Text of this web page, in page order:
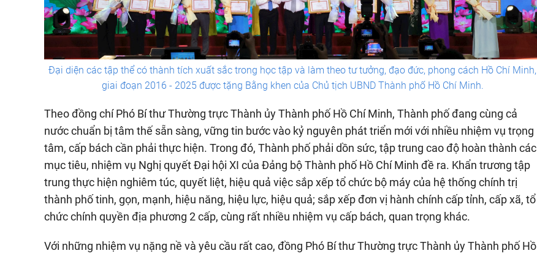
Đại diện các tập thể có thành tích xuất sắc trong học tập và làm theo tư tưởng, đạo đức, phong cách Hồ Chí Minh,
giai đoạn 2016 - 2025 được tặng Bằng khen của Chủ tịch UBND Thành phố Hồ Chí Minh.
Theo đồng chí Phó Bí thư Thường trực Thành ủy Thành phố Hồ Chí Minh, Thành phố đang cùng cả
nước chuẩn bị tâm thế sẵn sàng, vững tin bước vào kỷ nguyên phát triển mới với nhiều nhiệm vụ trọng
tâm, cấp bách cần phải thực hiện. Trong đó, Thành phố phải dồn sức, tập trung cao độ hoàn thành các
mục tiêu, nhiệm vụ Nghị quyết Đại hội XI của Đảng bộ Thành phố Hồ Chí Minh đề ra. Khẩn trương tập
trung thực hiện nghiêm túc, quyết liệt, hiệu quả việc sắp xếp tổ chức bộ máy của hệ thống chính trị
thành phố tinh, gọn, mạnh, hiệu năng, hiệu lực, hiệu quả; sắp xếp đơn vị hành chính cấp tỉnh, cấp xã, tổ
chức chính quyền địa phương 2 cấp, cùng rất nhiều nhiệm vụ cấp bách, quan trọng khác.
Với những nhiệm vụ nặng nề và yêu cầu rất cao, đồng Phó Bí thư Thường trực Thành ủy Thành phố Hồ